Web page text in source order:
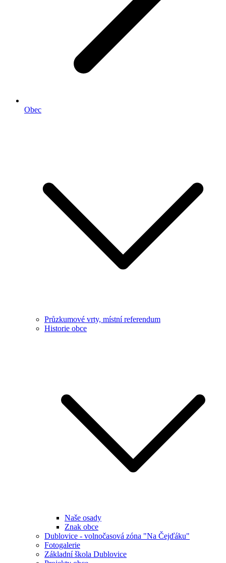
Obec
Průzkumové vrty, místní referendum
Historie obce
Naše osady
Znak obce
Dublovice - volnočasová zóna "Na Čejďáku"
Fotogalerie
Základní škola Dublovice